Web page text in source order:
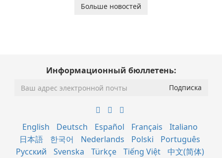
Больше новостей
Информационный бюллетень:
English Deutsch Español Français
Italiano
日本語
한국어 Nederlands Polski
Português
Русский
Svenska Türkçe Tiếng Việt
中文(简体)